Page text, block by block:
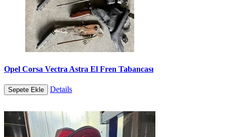
Opel Corsa Vectra Astra El Fren Tabancası
Sepete Ekle Details